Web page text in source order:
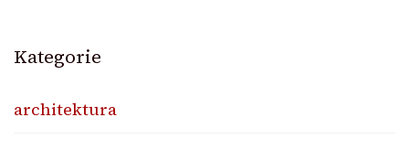
Kategorie
architektura